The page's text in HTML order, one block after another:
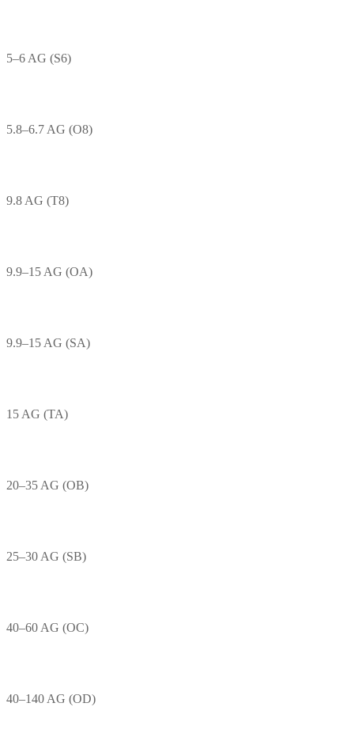
5–6 AG (S6)
5.8–6.7 AG (O8)
9.8 AG (T8)
9.9–15 AG (OA)
9.9–15 AG (SA)
15 AG (TA)
20–35 AG (OB)
25–30 AG (SB)
40–60 AG (OC)
40–140 AG (OD)